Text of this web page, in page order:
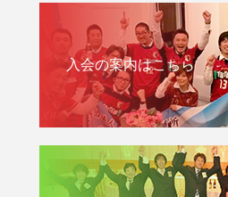
入会の案内はこちら